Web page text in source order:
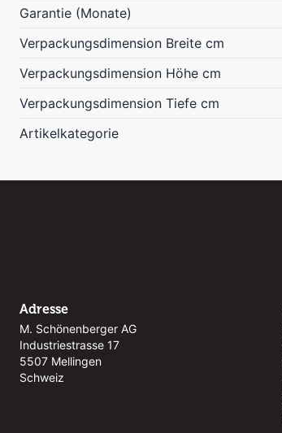
Garantie (Monate)
Verpackungsdimension Breite cm
Verpackungsdimension Höhe cm
Verpackungsdimension Tiefe cm
Artikelkategorie
Adresse
M. Schönenberger AG
Industriestrasse 17
5507 Mellingen
Schweiz